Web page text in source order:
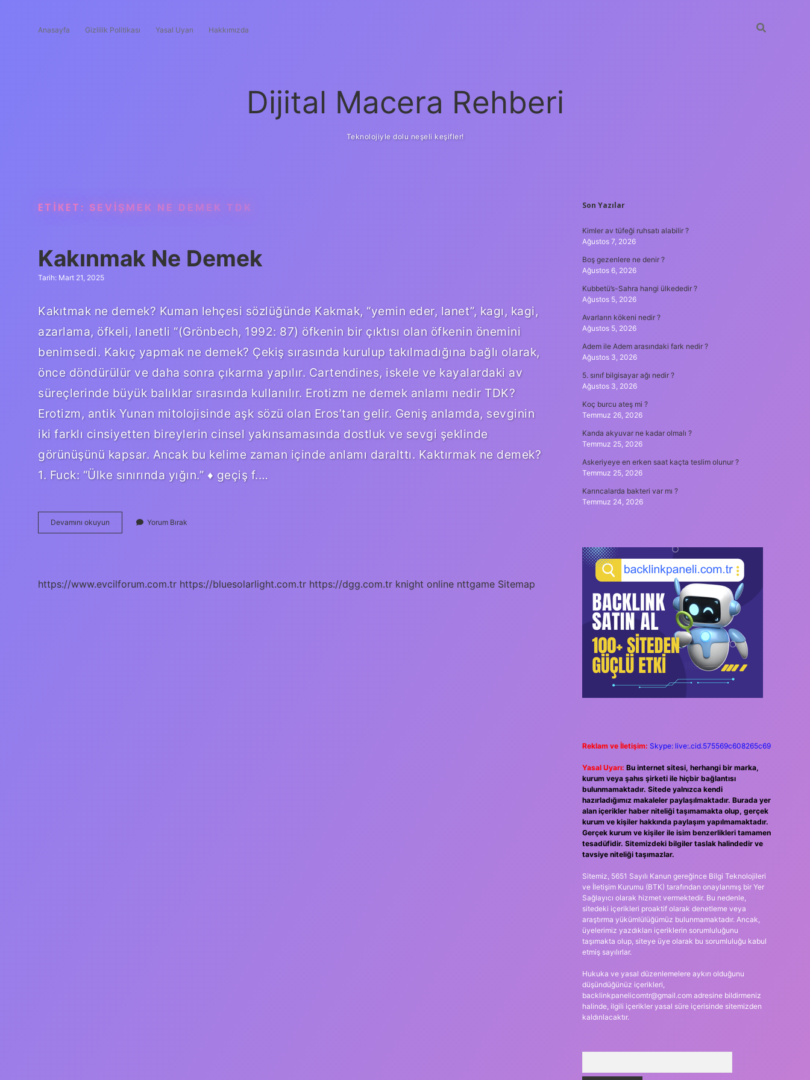
Anasayfa Gizlilik Politikası Yasal Uyarı Hakkımızda
Dijital Macera Rehberi
Teknolojiyle dolu neşeli keşifler!
ETIKET: SEVIŞMEK NE DEMEK TDK
Kakınmak Ne Demek
Tarih: Mart 21, 2025
Kakıtmak ne demek? Kuman lehçesi sözlüğünde Kakmak, “yemin eder, lanet”, kagı, kagi,
azarlama, öfkeli, lanetli “(Grönbech, 1992: 87) öfkenin bir çıktısı olan öfkenin önemini
benimsedi. Kakıç yapmak ne demek? Çekiş sırasında kurulup takılmadığına bağlı olarak,
önce döndürülür ve daha sonra çıkarma yapılır. Cartendines, iskele ve kayalardaki av
süreçlerinde büyük balıklar sırasında kullanılır. Erotizm ne demek anlamı nedir TDK?
Erotizm, antik Yunan mitolojisinde aşk sözü olan Eros’tan gelir. Geniş anlamda, sevginin
iki farklı cinsiyetten bireylerin cinsel yakınsamasında dostluk ve sevgi şeklinde
görünüşünü kapsar. Ancak bu kelime zaman içinde anlamı daralttı. Kaktırmak ne demek?
1. Fuck: “Ülke sınırında yığın.” ♦ geçiş f.…
Devamını okuyun Kakınmak
Ne
Yorum Bırak
https://www.evcilforum.com.tr https://bluesolarlight.com.tr https://dgg.com.tr knight online nttgame Sitemap
SIDEBAR
Son Yazılar
Kimler av tüfeği ruhsatı alabilir ?
Ağustos 7, 2026
Boş gezenlere ne denir ?
Ağustos 6, 2026
Kubbetü’s-Sahra hangi ülkededir ?
Ağustos 5, 2026
Avarların kökeni nedir ?
Ağustos 5, 2026
Adem ile Adem arasındaki fark nedir ?
Ağustos 3, 2026
5. sınıf bilgisayar ağı nedir ?
Ağustos 3, 2026
Koç burcu ateş mi ?
Temmuz 26, 2026
Kanda akyuvar ne kadar olmalı ?
Temmuz 25, 2026
Askeriyeye en erken saat kaçta teslim olunur ?
Temmuz 25, 2026
Karıncalarda bakteri var mı ?
Temmuz 24, 2026
Reklam ve İletişim: Skype: live:.cid.575569c608265c69
Yasal Uyarı: Bu internet sitesi, herhangi bir marka,
kurum veya şahıs şirketi ile hiçbir bağlantısı
bulunmamaktadır. Sitede yalnızca kendi
hazırladığımız makaleler paylaşılmaktadır. Burada yer
alan içerikler haber niteliği taşımamakta olup, gerçek
kurum ve kişiler hakkında paylaşım yapılmamaktadır.
Gerçek kurum ve kişiler ile isim benzerlikleri tamamen
tesadüfidir. Sitemizdeki bilgiler taslak halindedir ve
tavsiye niteliği taşımazlar.
Sitemiz, 5651 Sayılı Kanun gereğince Bilgi Teknolojileri
ve İletişim Kurumu (BTK) tarafından onaylanmış bir Yer
Sağlayıcı olarak hizmet vermektedir. Bu nedenle,
sitedeki içerikleri proaktif olarak denetleme veya
araştırma yükümlülüğümüz bulunmamaktadır. Ancak,
üyelerimiz yazdıkları içeriklerin sorumluluğunu
taşımakta olup, siteye üye olarak bu sorumluluğu kabul
etmiş sayılırlar.
Hukuka ve yasal düzenlemelere aykırı olduğunu
düşündüğünüz içerikleri,
backlinkpanelicomtr@gmail.comadresine bildirmeniz
halinde, ilgili içerikler yasal süre içerisinde sitemizden
kaldırılacaktır.